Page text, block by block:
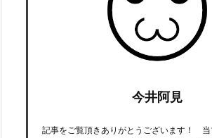
今井阿見
記事をご覧頂きありがとうございます！ 当